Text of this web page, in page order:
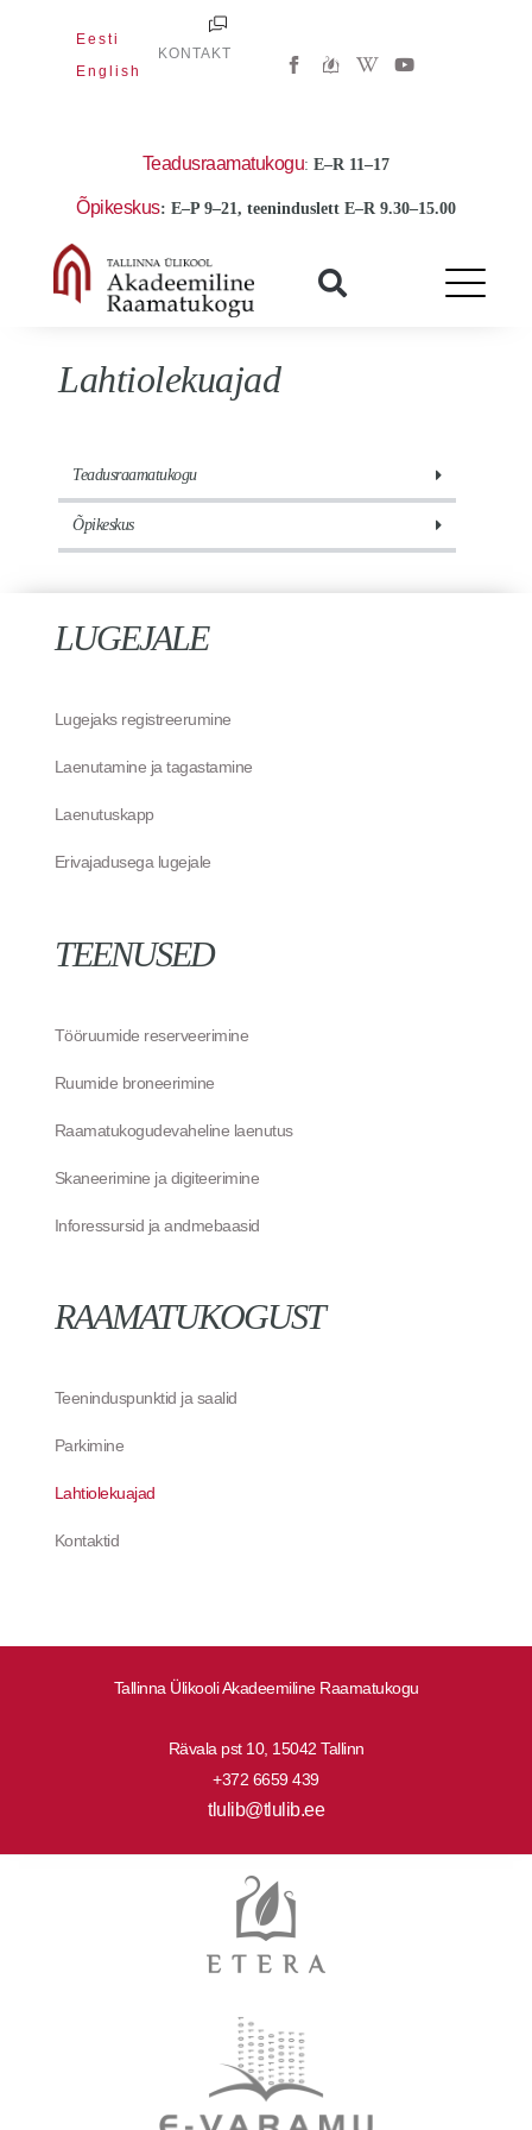
Eesti
English
KONTAKT
W
i
d
-
Y
o
Teadusraamatukogu:E–R 11–17
Õpikeskus: E–P 9–21, teeninduslett E–R 9.30–15.00
Lahtiolekuajad
Teadusraamatukogu
Õpikeskus
Tallinna Ülikooli Akadeemiline Raamatukogu
Rävala pst 10, 15042 Tallinn
+372 6659 439
tlulib@tlulib.ee
LUGEJALE
Lugejaks registreerumine
Laenutamine ja tagastamine
Laenutuskapp
Erivajadusega lugejale
TEENUSED
Tööruumide reserveerimine
Ruumide broneerimine
Raamatukogudevaheline laenutus
Skaneerimine ja digiteerimine
Inforessursid ja andmebaasid
RAAMATUKOGUST
Teeninduspunktid ja saalid
Parkimine
Lahtiolekuajad
Kontaktid